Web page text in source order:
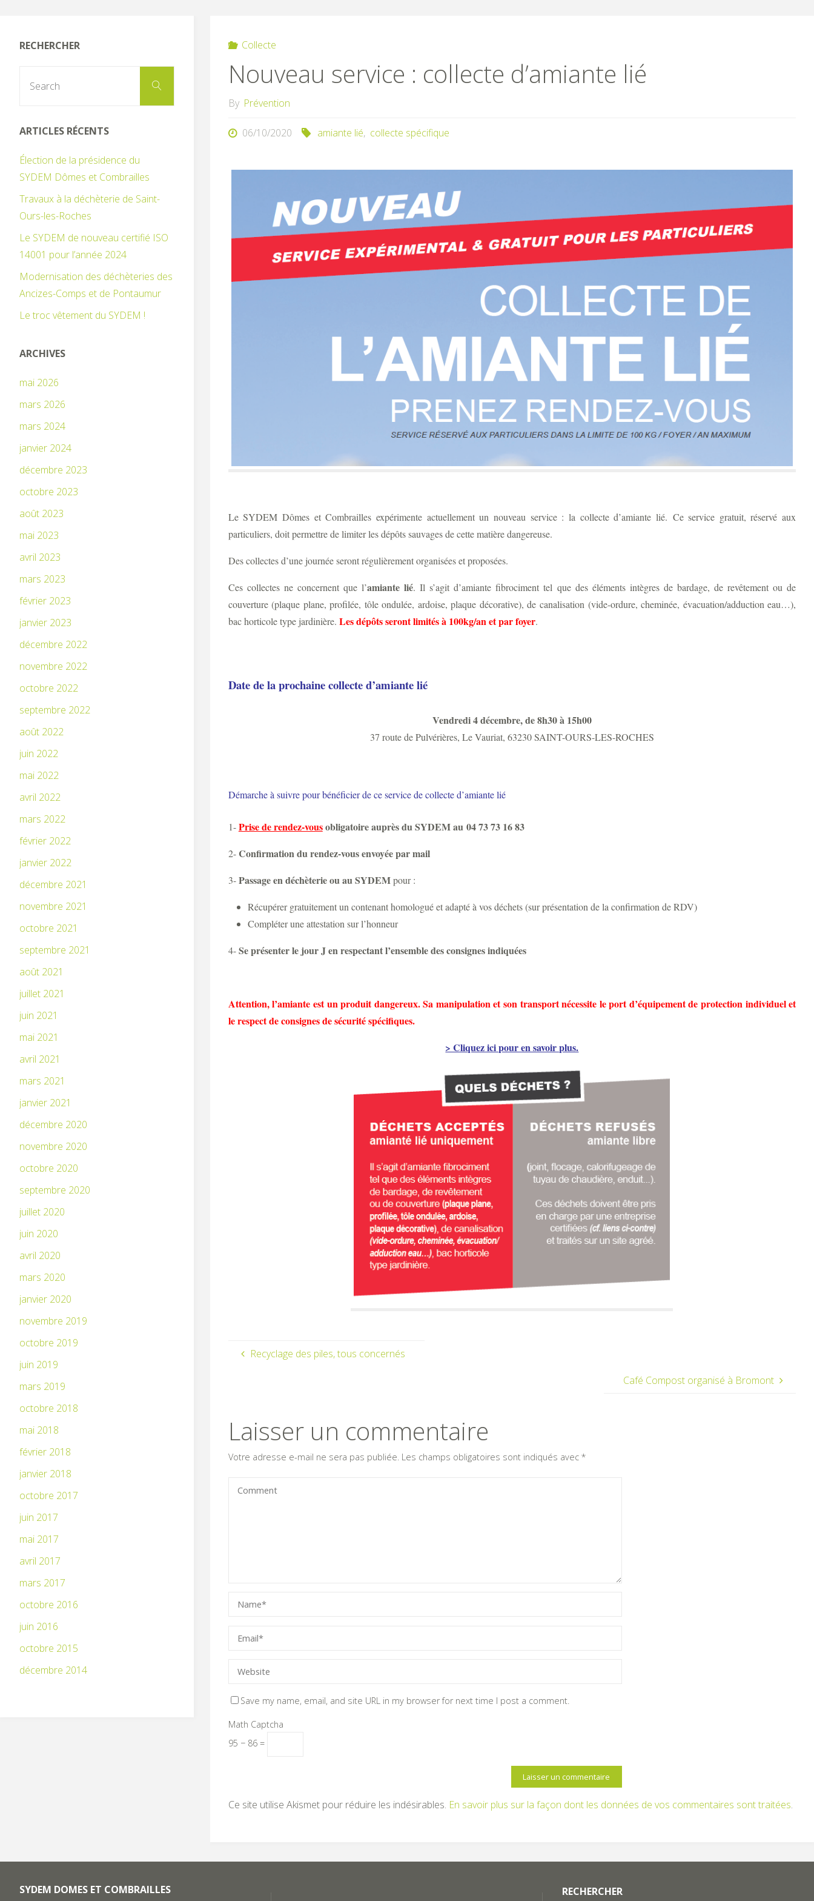
Collecte
Nouveau service : collecte d’amiante lié
By Prévention
06/10/2020 amiante lié, collecte spécifique
Le SYDEM Dômes et Combrailles expérimente actuellement un nouveau service : la collecte d’amiante lié. Ce service gratuit, réservé aux
particuliers, doit permettre de limiter les dépôts sauvages de cette matière dangereuse.
Des collectes d’une journée seront régulièrement organisées et proposées.
Ces collectes ne concernent que l’amiante lié. Il s’agit d’amiante fibrociment tel que des éléments intègres de bardage, de revêtement ou de
couverture (plaque plane, profilée, tôle ondulée, ardoise, plaque décorative), de canalisation (vide-ordure, cheminée, évacuation/adduction eau…),
bac horticole type jardinière. Les dépôts seront limités à 100kg/an et par foyer.
Date de la prochaine collecte d’amiante lié
Vendredi 4 décembre, de 8h30 à 15h00
37 route de Pulvérières, Le Vauriat, 63230 SAINT-OURS-LES-ROCHES
Démarche à suivre pour bénéficier de ce service de collecte d’amiante lié
1-Prise de rendez-vousobligatoire auprès du SYDEM au04 73 73 16 83
2-Confirmation du rendez-vous envoyée par mail
3-Passage en déchèterie ou au SYDEMpour :
Récupérer gratuitement un contenant homologué et adapté à vos déchets (sur présentation de la confirmation de RDV)
Compléter une attestation sur l’honneur
4-Se présenter le jour J en respectant l’ensemble des consignes indiquées
Attention, l’amiante est un produit dangereux. Sa manipulation et son transport nécessite le port d’équipement de protection individuel et
le respect de consignes de sécurité spécifiques.
> Cliquez ici pour en savoir plus.
Recyclage des piles, tous concernés
Café Compost organisé à Bromont
Laisser un commentaire
Votre adresse e-mail ne sera pas publiée. Les champs obligatoires sont indiqués avec *
Save my name, email, and site URL in my browser for next time I post a comment.
Math Captcha
95 − 86 =
Ce site utilise Akismet pour réduire les indésirables. En savoir plus sur la façon dont les données de vos commentaires sont traitées.
RECHERCHER
Search
ARTICLES RÉCENTS
Élection de la présidence du
SYDEM Dômes et Combrailles
Travaux à la déchèterie de Saint-
Ours-les-Roches
Le SYDEM de nouveau certifié ISO
14001 pour l’année 2024
Modernisation des déchèteries des
Ancizes-Comps et de Pontaumur
Le troc vêtement du SYDEM !
ARCHIVES
mai 2026
mars 2026
mars 2024
janvier 2024
décembre 2023
octobre 2023
août 2023
mai 2023
avril 2023
mars 2023
février 2023
janvier 2023
décembre 2022
novembre 2022
octobre 2022
septembre 2022
août 2022
juin 2022
mai 2022
avril 2022
mars 2022
février 2022
janvier 2022
décembre 2021
novembre 2021
octobre 2021
septembre 2021
août 2021
juillet 2021
juin 2021
mai 2021
avril 2021
mars 2021
janvier 2021
décembre 2020
novembre 2020
octobre 2020
septembre 2020
juillet 2020
juin 2020
avril 2020
mars 2020
janvier 2020
novembre 2019
octobre 2019
juin 2019
mars 2019
octobre 2018
mai 2018
février 2018
janvier 2018
octobre 2017
juin 2017
mai 2017
avril 2017
mars 2017
octobre 2016
juin 2016
octobre 2015
décembre 2014
SYDEM DOMES ET COMBRAILLES
RECHERCHER